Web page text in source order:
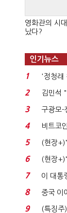
영화관의 시
났다?
인기뉴스
1
'정청래
는 추가
2
김민석
청래 "
3
구광모-
로봇·AI
4
비트코
처분'
5
(현장
요"…'
6
(현장
빈 매대
7
이 대통
적극적
8
중국 이
국전쟁’
9
(특징주